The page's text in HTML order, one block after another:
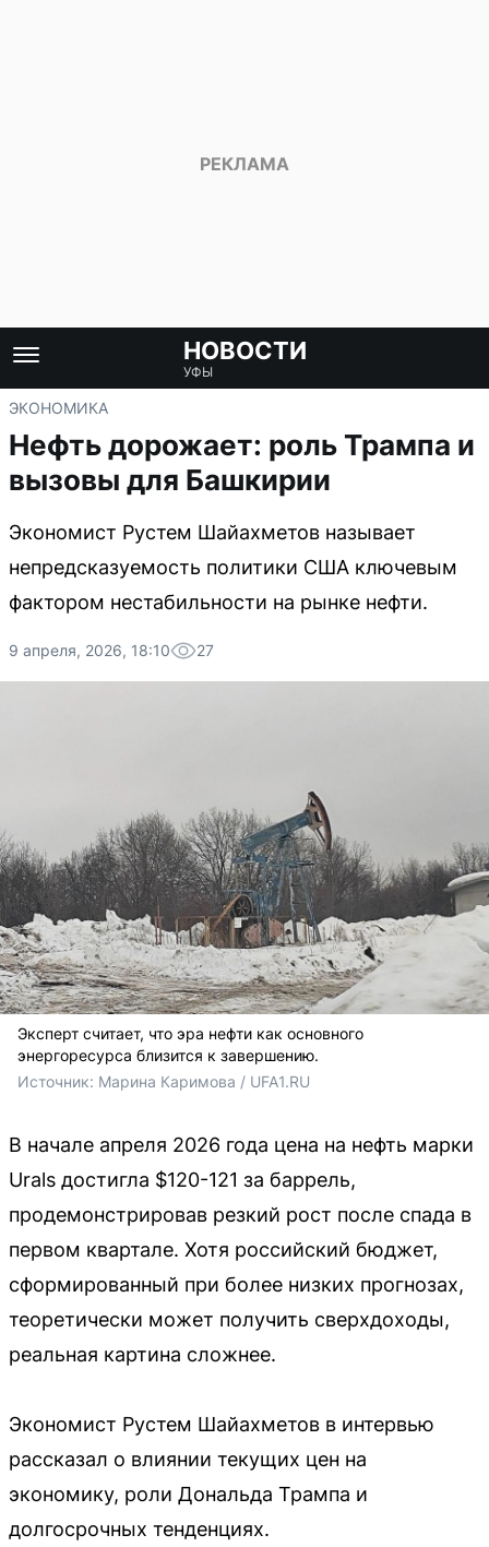
НОВОСТИ
УФЫ
ЭКОНОМИКА
Нефть дорожает: роль Трампа и
вызовы для Башкирии
Экономист Рустем Шайахметов называет
непредсказуемость политики США ключевым
фактором нестабильности на рынке нефти.
9 апреля, 2026, 18:10 27
Эксперт считает, что эра нефти как основного
энергоресурса близится к завершению.
Источник: Марина Каримова / UFA1.RU
В начале апреля 2026 года цена на нефть марки
Urals достигла $120-121 за баррель,
продемонстрировав резкий рост после спада в
первом квартале. Хотя российский бюджет,
сформированный при более низких прогнозах,
теоретически может получить сверхдоходы,
реальная картина сложнее.
Экономист Рустем Шайахметов в интервью
рассказал о влиянии текущих цен на
экономику, роли Дональда Трампа и
долгосрочных тенденциях.